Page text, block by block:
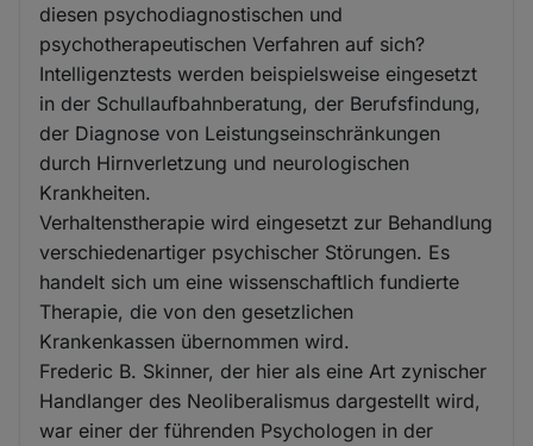
diesen psychodiagnostischen und
psychotherapeutischen Verfahren auf sich?
Intelligenztests werden beispielsweise eingesetzt
in der Schullaufbahnberatung, der Berufsfindung,
der Diagnose von Leistungseinschränkungen
durch Hirnverletzung und neurologischen
Krankheiten.
Verhaltenstherapie wird eingesetzt zur Behandlung
verschiedenartiger psychischer Störungen. Es
handelt sich um eine wissenschaftlich fundierte
Therapie, die von den gesetzlichen
Krankenkassen übernommen wird.
Frederic B. Skinner, der hier als eine Art zynischer
Handlanger des Neoliberalismus dargestellt wird,
war einer der führenden Psychologen in der